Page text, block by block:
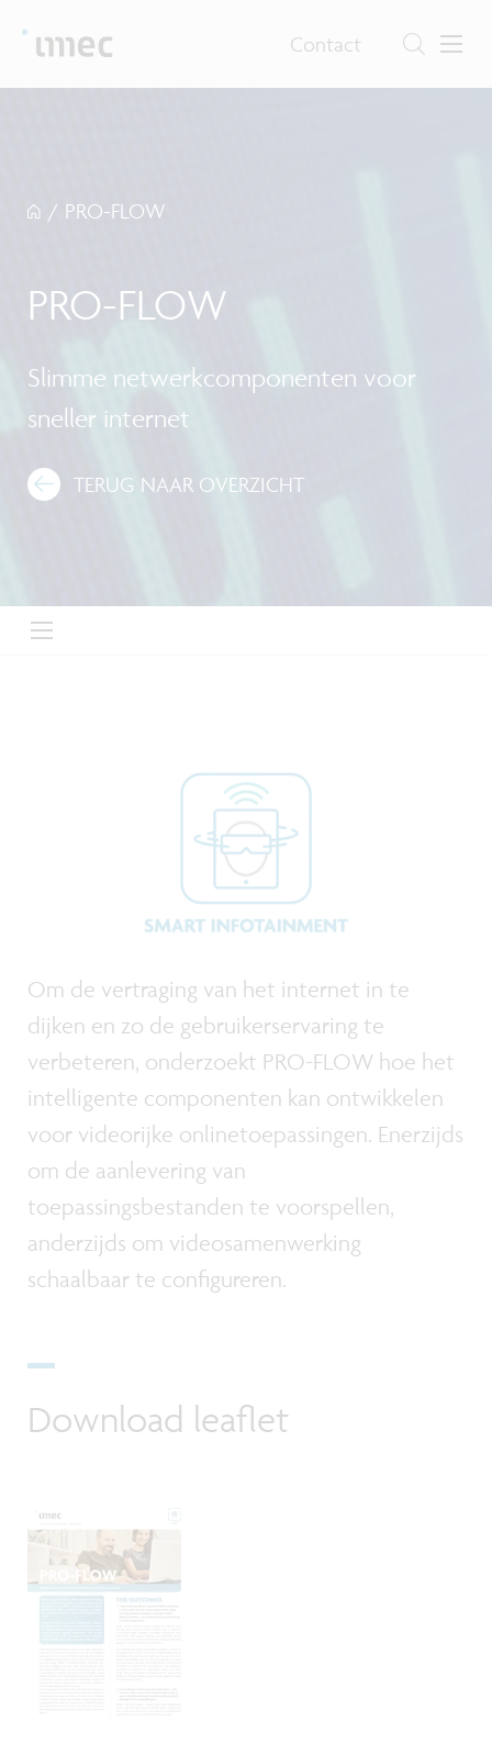
Contact
/ PRO-FLOW
PRO-FLOW
Slimme netwerkcomponenten voor
sneller internet
TERUG NAAR OVERZICHT
Om de vertraging van het internet in te
dijken en zo de gebruikerservaring te
verbeteren, onderzoekt PRO-FLOW hoe het
intelligente componenten kan ontwikkelen
voor videorijke onlinetoepassingen. Enerzijds
om de aanlevering van
toepassingsbestanden te voorspellen,
anderzijds om videosamenwerking
schaalbaar te configureren.
Download leaflet